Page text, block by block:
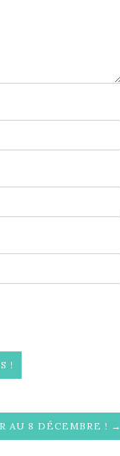
!
AU 8 DÉCEMBRE ! →